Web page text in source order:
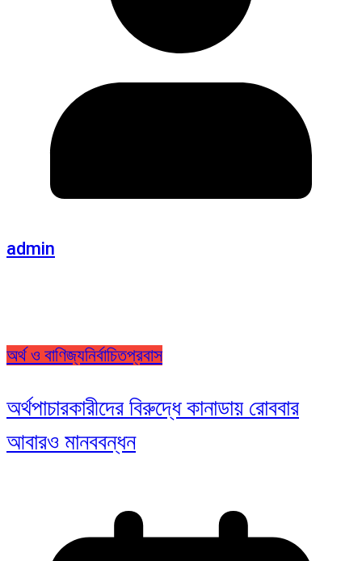
admin
অর্থ ও বাণিজ্যনির্বাচিতপ্রবাস
অর্থপাচারকারীদের বিরুদ্ধে কানাডায় রোববার
আবারও মানববন্ধন